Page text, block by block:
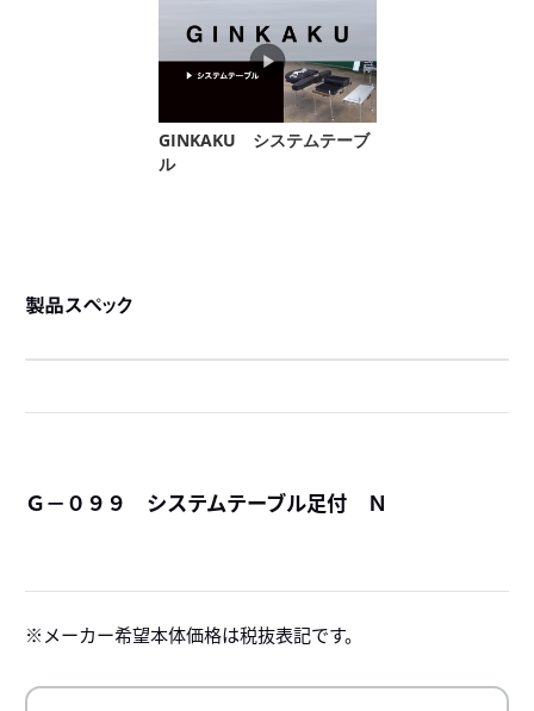
製品スペック
Ｇ－０９９ システムテーブル足付 Ｎ
メーカー希望本体価格は税抜表記です。